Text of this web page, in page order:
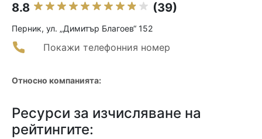
8.8 (39)
Перник, ул. „Димитър Благоев“ 152
Покажи телефонния номер
Относно компанията:
Ресурси за изчисляване на
рейтингите: